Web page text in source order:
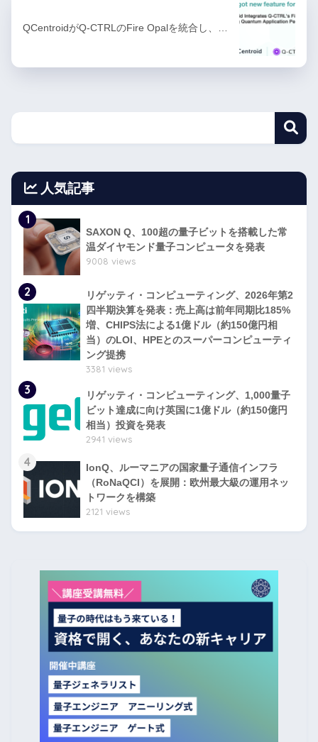
QCentroidがQ-CTRLのFire Opalを統合し、…
人気記事
1
SAXON Q、100超の量子ビットを搭載した常
温ダイヤモンド量子コンピュータを発表
9008 views
2
リゲッティ・コンピューティング、2026年第2
四半期決算を発表：売上高は前年同期比185%
増、CHIPS法による1億ドル（約150億円相
当）のLOI、HPEとのスーパーコンピューティ
ング提携
3381 views
3
リゲッティ・コンピューティング、1,000量子
ビット達成に向け英国に1億ドル（約150億円
相当）投資を発表
2941 views
4
IonQ、ルーマニアの国家量子通信インフラ
（RoNaQCI）を展開：欧州最大級の運用ネッ
トワークを構築
2121 views